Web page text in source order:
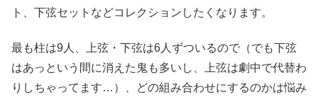
ト、下弦セットなどコレクションしたくなります。
最も柱は9人、上弦・下弦は6人ずついるので（でも下弦
はあっという間に消えた鬼も多いし、上弦は劇中で代替わ
りしちゃってます…）、どの組み合わせにするのかは悩み